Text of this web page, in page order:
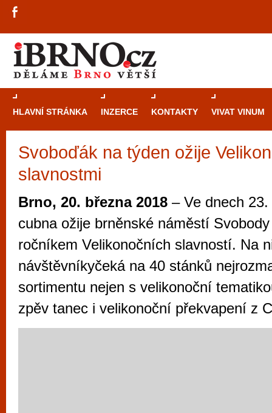
HLAVNÍ STRÁNKA INZERCE KONTAKTY VIVAT VINUM
Svoboďák na týden ožije
slavnostmi
Brno, 20. března 2018 – Ve dnech
cubna ožije brněnské náměstí
ročníkem Velikonočních slavností. Na
návštěvníkyčeká na 40 stánků
sortimentu nejen s velikonoční
zpěv tanec i velikonoční překvapení z
Průvodce
Brno je
zajímavé
restaurace,
Mimo jiné je ale také místem, kde si
vyzkoušet různé kasinové hry. V
metropoli naleznete širokou nabídku her
po moderní automaty jak pro pravidelné
příležitostné hráče. V...